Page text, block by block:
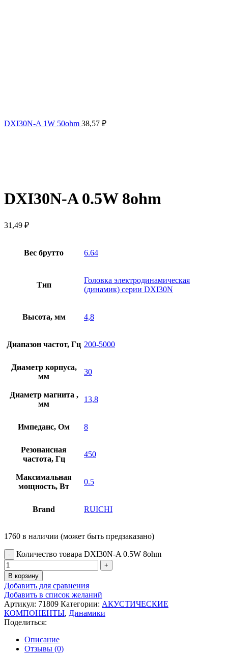
DXI30N-A 1W 50ohm 38,57 ₽
DXI30N-A 0.5W 8ohm
31,49 ₽
Вес брутто 6.64
Тип
Головка электродинамическая
(динамик) серии DXI30N
Высота, мм 4,8
Диапазон частот, Гц 200-5000
Диаметр корпуса,
мм
30
Диаметр магнита ,
мм
13,8
Импеданс, Ом 8
Резонансная
частота, Гц
450
Максимальная
мощность, Вт
0.5
Brand RUICHI
1760 в наличии (может быть предзаказано)
Количество товара DXI30N-A 0.5W 8ohm
В корзину
Добавить для сравнения
Добавить в список желаний
Артикул: 71809 Категории: АКУСТИЧЕСКИЕ
КОМПОНЕНТЫ, Динамики
Поделиться:
Описание
Отзывы (0)